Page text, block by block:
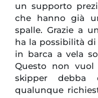
un supporto
che hanno già
spalle. Grazie a
ha la possibilità di
in barca a vela
Questo non
skipper debba
qualunque